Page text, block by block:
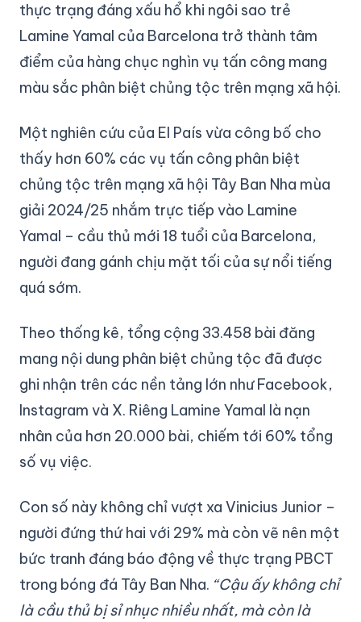
thực trạng đáng xấu hổ khi ngôi sao trẻ
Lamine Yamal của Barcelona trở thành tâm
điểm của hàng chục nghìn vụ tấn công mang
màu sắc phân biệt chủng tộc trên mạng xã hội.
Một nghiên cứu của El País vừa công bố cho
thấy hơn 60% các vụ tấn công phân biệt
chủng tộc trên mạng xã hội Tây Ban Nha mùa
giải 2024/25 nhắm trực tiếp vào Lamine
Yamal – cầu thủ mới 18 tuổi của Barcelona,
người đang gánh chịu mặt tối của sự nổi tiếng
quá sớm.
Theo thống kê, tổng cộng 33.458 bài đăng
mang nội dung phân biệt chủng tộc đã được
ghi nhận trên các nền tảng lớn như Facebook,
Instagram và X. Riêng Lamine Yamal là nạn
nhân của hơn 20.000 bài, chiếm tới 60% tổng
số vụ việc.
Con số này không chỉ vượt xa Vinicius Junior –
người đứng thứ hai với 29% mà còn vẽ nên một
bức tranh đáng báo động về thực trạng PBCT
trong bóng đá Tây Ban Nha. “Cậu ấy không chỉ
là cầu thủ bị sỉ nhục nhiều nhất, mà còn là